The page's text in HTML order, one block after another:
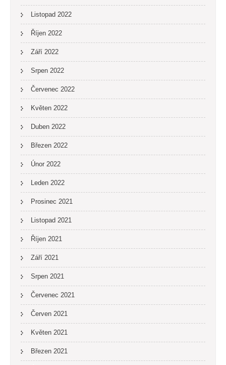
Listopad 2022
Říjen 2022
Září 2022
Srpen 2022
Červenec 2022
Květen 2022
Duben 2022
Březen 2022
Únor 2022
Leden 2022
Prosinec 2021
Listopad 2021
Říjen 2021
Září 2021
Srpen 2021
Červenec 2021
Červen 2021
Květen 2021
Březen 2021